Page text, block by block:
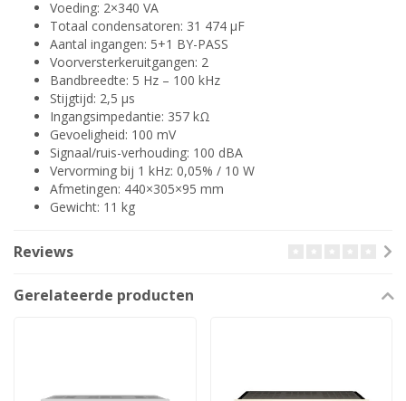
Voeding: 2×340 VA
Totaal condensatoren: 31 474 µF
Aantal ingangen: 5+1 BY-PASS
Voorversterkeruitgangen: 2
Bandbreedte: 5 Hz – 100 kHz
Stijgtijd: 2,5 µs
Ingangsimpedantie: 357 kΩ
Gevoeligheid: 100 mV
Signaal/ruis-verhouding: 100 dBA
Vervorming bij 1 kHz: 0,05% / 10 W
Afmetingen: 440×305×95 mm
Gewicht: 11 kg
Reviews
Gerelateerde producten